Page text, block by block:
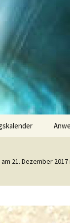
21. Dezember 2017